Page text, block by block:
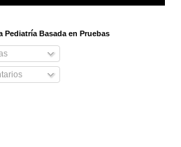
Pediatría Basada en Pruebas